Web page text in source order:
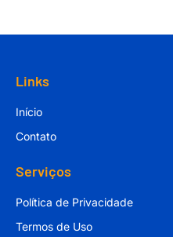
Links
Início
Contato
Serviços
Política de Privacidade
Termos de Uso